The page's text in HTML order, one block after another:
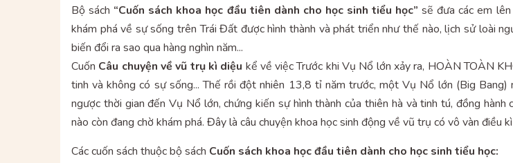
Bộ sách “Cuốn sách khoa học đầu tiên dành cho học sinh tiểu học” sẽ đưa các em
khám phá về sự sống trên Trái Đất được hình thành và phát triển như thế nào, lịch sử loài
biến đổi ra sao qua hàng nghìn năm...
Cuốn Câu chuyện về vũ trụ kì diệu kể về việc Trước khi Vụ Nổ lớn xảy ra, HOÀN TOÀN
tinh và không có sự sống... Thế rồi đột nhiên 13,8 tỉ năm trước, một Vụ Nổ lớn (Big
ngược thời gian đến Vụ Nổ lớn, chứng kiến sự hình thành của thiên hà và tinh tú, đồng
nào còn đang chờ khám phá. Đây là câu chuyện khoa học sinh động về vũ trụ có vô vàn
Các cuốn sách thuộc bộ sách Cuốn sách khoa học đầu tiên dành cho học sinh tiểu học: